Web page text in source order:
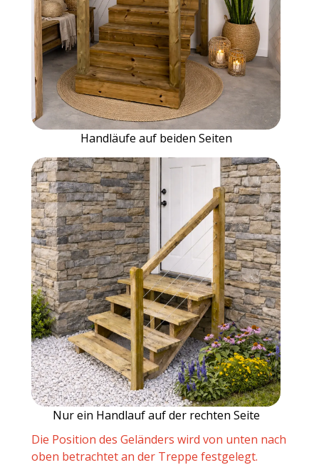
Handläufe auf beiden Seiten
Nur ein Handlauf auf der rechten Seite
Die Position des Geländers wird von unten nach
oben betrachtet an der Treppe festgelegt.